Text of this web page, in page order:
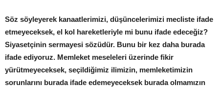
Söz söyleyerek kanaatlerimizi, düşüncelerimizi mecliste ifade
etmeyeceksek, el kol hareketleriyle mi bunu ifade edeceğiz?
Siyasetçinin sermayesi sözüdür. Bunu bir kez daha burada
ifade ediyoruz. Memleket meseleleri üzerinde fikir
yürütmeyeceksek, seçildiğimiz ilimizin, memleketimizin
sorunlarını burada ifade edemeyeceksek burada olmamızın